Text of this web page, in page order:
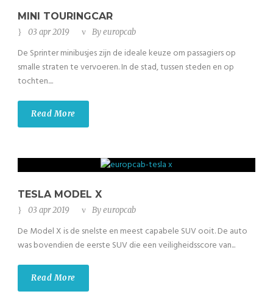
MINI TOURINGCAR
03 apr 2019 Byeuropcab
De Sprinter minibusjes zijn de ideale keuze om passagiers op
smalle straten te vervoeren. In de stad, tussen steden en op
tochten....
Read More
TESLA MODEL X
03 apr 2019 Byeuropcab
De Model X is de snelste en meest capabele SUV ooit. De auto
was bovendien de eerste SUV die een veiligheidsscore van...
Read More